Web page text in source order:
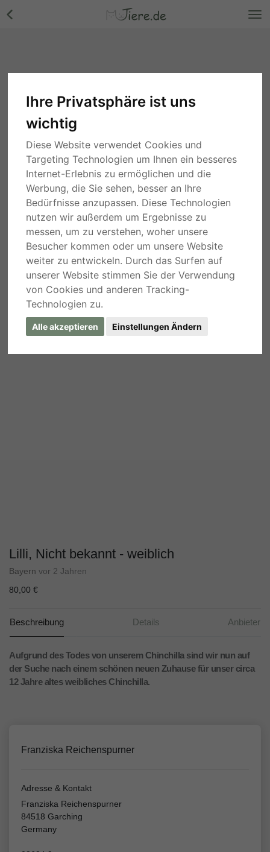
Ihre Privatsphäre ist uns
wichtig
Diese Website verwendet Cookies und
Targeting Technologien um Ihnen ein besseres
Internet-Erlebnis zu ermöglichen und die
Werbung, die Sie sehen, besser an Ihre
Bedürfnisse anzupassen. Diese Technologien
nutzen wir außerdem um Ergebnisse zu
messen, um zu verstehen, woher unsere
Besucher kommen oder um unsere Website
weiter zu entwickeln. Durch das Surfen auf
unserer Website stimmen Sie der Verwendung
von Cookies und anderen Tracking-
Technologien zu.
Alle akzeptieren Einstellungen Ändern
Lilli, Nicht bekannt - weiblich
Bayern vor 2 Jahren
80,00 €
Beschreibung Details Anbieter
Aufgrund des Todes von unserem Chinchilla sind wir nun auf
der Suche nach einem schönen neuen Zuhause für unser circa
12 Jahre altes weibliches Chinchilla.
Franziska Reichenspurner
Adresse & Kontakt
Franziska Reichenspurner
84518 Garching
Germany